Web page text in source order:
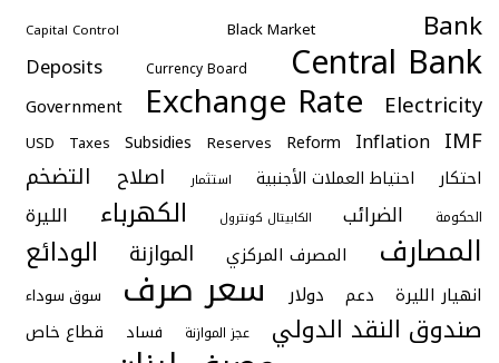
Bank
Black Market
Capital Control
Central Bank
Currency Board
Deposits
Electricity
Exchange Rate
Government
IMF
Inflation
Reform
Reserves
Subsidies
Taxes
USD
احتكار احتياط العملات الأجنبية استثمار اصلاح التضخم
الحكومة الضرائب الكابيتال كونترول الكهرباء الليرة
المصارف المصرف المركزي الموازنة الودائع
انهيار الليرة دعم دولار سعر صرف سوق سوداء
صندوق النقد الدولي عجز الموازنة فساد قطاع خاص